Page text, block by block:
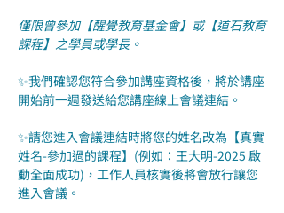
僅限曾參加【醒覺教育基金會】或【道石教育
課程】之學員或學長。
✨我們確認您符合參加講座資格後，將於講座
開始前一週發送給您講座線上會議連結。
✨請您進入會議連結時將您的姓名改為【真實
姓名-參加過的課程】(例如：王大明-2025 啟
動全面成功)，工作人員核實後將會放行讓您
進入會議。